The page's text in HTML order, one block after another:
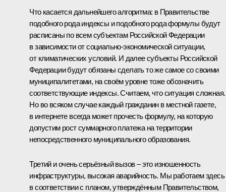
Что касается дальнейшего алгоритма: в Правительстве
подобного рода индексы и подобного рода формулы будут
расписаны по всем субъектам Российской Федерации
в зависимости от социально-экономической ситуации,
от климатических условий. И далее субъекты Российской
Федерации будут обязаны сделать то же самое со своими
муниципалитетами, на своём уровне тоже обозначить
соответствующие индексы. Считаем, что ситуация сложная.
Но во всяком случае каждый гражданин в местной газете,
в интернете всегда может прочесть формулу, на которую
допустим рост суммарного платежа на территории
непосредственного муниципального образования.
Третий и очень серьёзный вызов – это изношенность
инфраструктуры, высокая аварийность. Мы работаем здесь
в соответствии с планом, утверждённым Правительством,